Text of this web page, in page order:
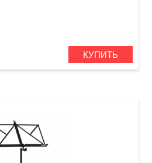
КУПИТЬ